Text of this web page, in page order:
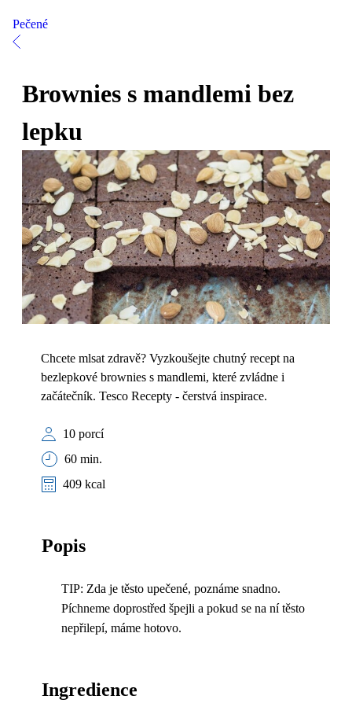
Pečené
Brownies s mandlemi bez
lepku
Chcete mlsat zdravě? Vyzkoušejte chutný recept na
bezlepkové brownies s mandlemi, které zvládne i
začátečník. Tesco Recepty - čerstvá inspirace.
10 porcí
60 min.
409 kcal
Popis
TIP: Zda je těsto upečené, poznáme snadno.
Píchneme doprostřed špejli a pokud se na ní těsto
nepřilepí, máme hotovo.
Ingredience